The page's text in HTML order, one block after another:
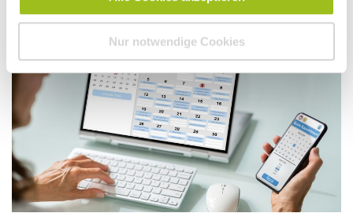
Nur notwendige Cookies
Akademie Newsletter